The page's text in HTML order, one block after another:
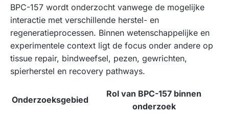
BPC-157 wordt onderzocht vanwege de mogelijke
interactie met verschillende herstel- en
regeneratieprocessen. Binnen wetenschappelijke en
experimentele context ligt de focus onder andere op
tissue repair, bindweefsel, pezen, gewrichten,
spierherstel en recovery pathways.
Onderzoeksgebied
Rol van BPC-157 binnen
onderzoek